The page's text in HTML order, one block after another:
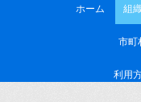
ホーム 組織
市町
利用